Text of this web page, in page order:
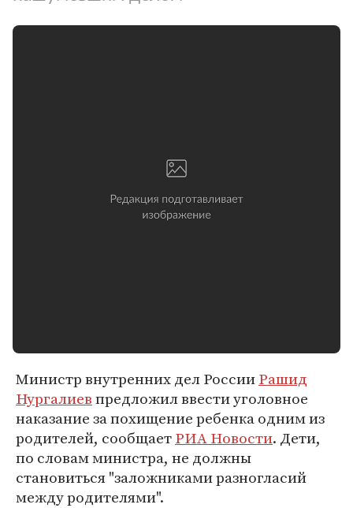
Министр внутренних дел РоссииРашид
Нургалиевпредложил ввести уголовное
наказание за похищение ребенка одним из
родителей, сообщаетРИА Новости. Дети,
по словам министра, не должны
становиться "заложниками разногласий
между родителями".